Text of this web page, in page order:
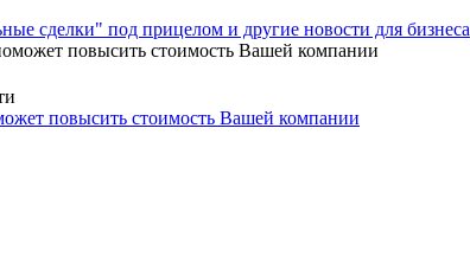
сделки" под прицелом и другие новости для бизнеса
повысить стоимость Вашей компании